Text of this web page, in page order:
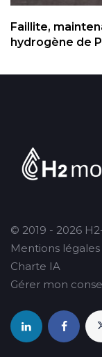
Faillite,
hydrogène de
© 2019 - 2026
Mentions légales
Charte IA
Gérer mon